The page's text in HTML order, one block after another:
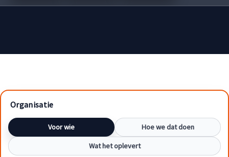
Organisatie
Voor wie Hoe we dat doen
Wat het oplevert